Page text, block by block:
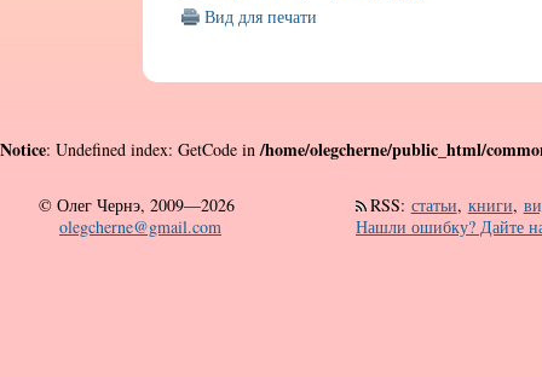
Вид для печати
Notice: Undefined index: GetCode in/home/olegcherne/public_html/
© Олег Чернэ, 2009—2026
olegcherne@gmail.com
RSS: статьи, книги,
Нашли ошибку? Дайте